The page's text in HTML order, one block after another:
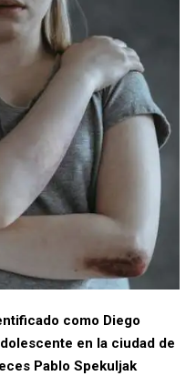
como Diego
en la ciudad de
Pablo Spekuljak